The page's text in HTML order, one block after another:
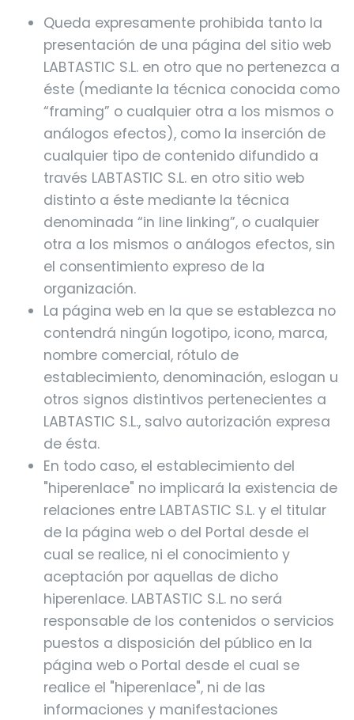
Queda expresamente prohibida tanto la
presentación de una página del sitio web
LABTASTIC S.L. en otro que no pertenezca a
éste (mediante la técnica conocida como
“framing” o cualquier otra a los mismos o
análogos efectos), como la inserción de
cualquier tipo de contenido difundido a
través LABTASTIC S.L. en otro sitio web
distinto a éste mediante la técnica
denominada “in line linking”, o cualquier
otra a los mismos o análogos efectos, sin
el consentimiento expreso de la
organización.
La página web en la que se establezca no
contendrá ningún logotipo, icono, marca,
nombre comercial, rótulo de
establecimiento, denominación, eslogan u
otros signos distintivos pertenecientes a
LABTASTIC S.L., salvo autorización expresa
de ésta.
En todo caso, el establecimiento del
"hiperenlace" no implicará la existencia de
relaciones entre LABTASTIC S.L. y el titular
de la página web o del Portal desde el
cual se realice, ni el conocimiento y
aceptación por aquellas de dicho
hiperenlace. LABTASTIC S.L. no será
responsable de los contenidos o servicios
puestos a disposición del público en la
página web o Portal desde el cual se
realice el "hiperenlace", ni de las
informaciones y manifestaciones